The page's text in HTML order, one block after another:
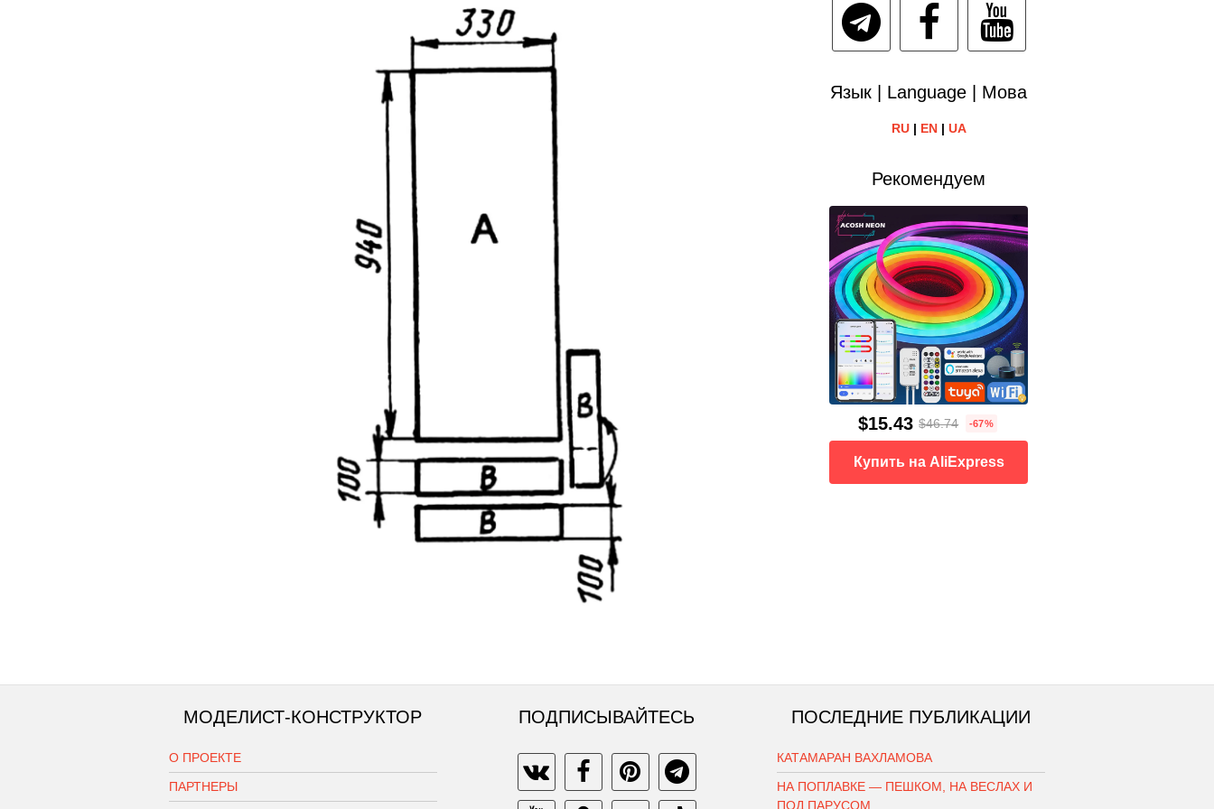
Язык | Language | Мова
RU| EN| UA
Рекомендуем
$15.43 $46.74 -67%
Купить на AliExpress
МОДЕЛИСТ-КОНСТРУКТОР
О ПРОЕКТЕ
ПАРТНЕРЫ
ПОДПИСЫВАЙТЕСЬ ПОСЛЕДНИЕ ПУБЛИКАЦИИ
КАТАМАРАН ВАХЛАМОВА
НА ПОПЛАВКЕ — ПЕШКОМ, НА ВЕСЛАХ И
ПОД ПАРУСОМ